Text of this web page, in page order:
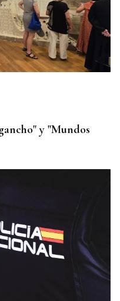
forestal en una
y "Mundos